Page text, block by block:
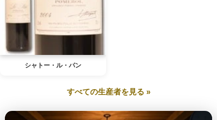
シャトー・ル・パン
すべての生産者を見る »